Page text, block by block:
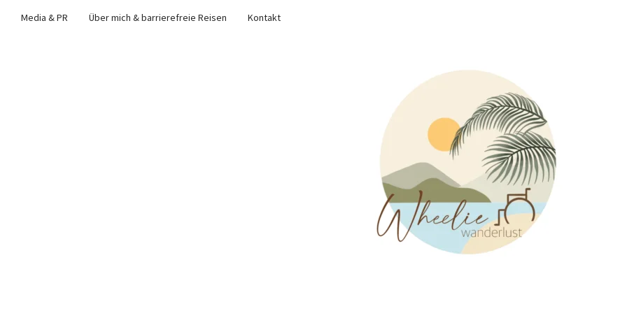
Media & PR Über mich & barrierefreie Reisen
Kontakt